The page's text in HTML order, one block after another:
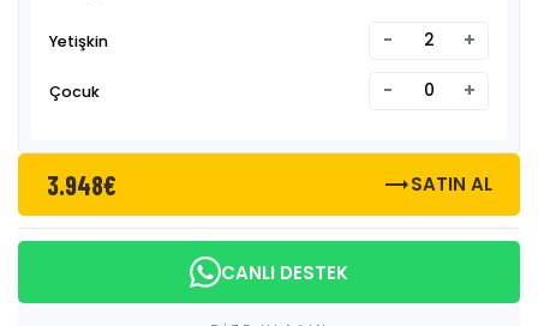
Yetişkin - +
Çocuk - +
3.948€ trending_flatSATIN AL
CANLI DESTEK